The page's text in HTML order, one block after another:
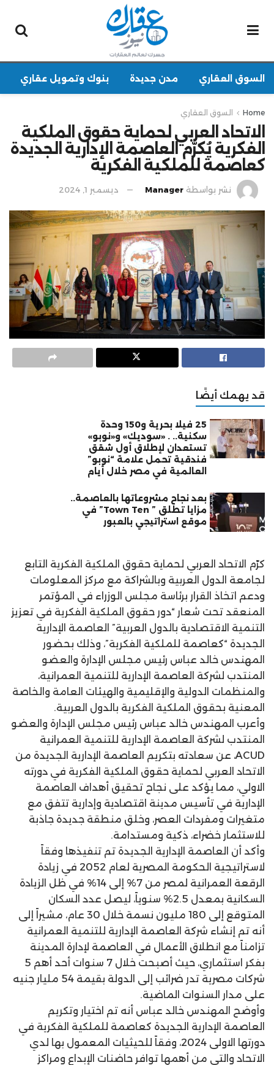
السوق العقاري مدن جديدة بنوك وتمويل عقاري
Home السوق العقاري
الاتحاد العربي لحماية حقوق الملكية
الفكرية يُكرّم العاصمة الإدارية الجديدة
كعاصمة للملكية الفكرية
نشر بواسطة Manager ديسمبر 1, 2024
قد يهمك أيضًا
25 فيلا بحرية و150 وحدة
سكنية.. . «سوديك» و«نوبو»
تستعدان لإطلاق أول شقق
فندقية تحمل علامة “نوبو”
العالمية في مصر خلال أيام
بعد نجاح مشروعاتها بالعاصمة..
مزايا تطلق ” Town Ten” في
موقع استراتيجي بالعبور
كرّم الاتحاد العربي لحماية حقوق الملكية الفكرية التابع
لجامعة الدول العربية وبالشراكة مع مركز المعلومات
ودعم اتخاذ القرار برئاسة مجلس الوزراء في المؤتمر
المنعقد تحت شعار “دور حقوق الملكية الفكرية في تعزيز
التنمية الاقتصادية بالدول العربية” العاصمة الإدارية
الجديدة “كعاصمة للملكية الفكرية”، وذلك بحضور
المهندس خالد عباس رئيس مجلس الإدارة والعضو
المنتدب لشركة العاصمة الإدارية للتنمية العمرانية،
والمنظمات الدولية والإقليمية والهيئات العامة والخاصة
المعنية بحقوق الملكية الفكرية بالدول العربية.
وأعرب المهندس خالد عباس رئيس مجلس الإدارة والعضو
المنتدب لشركة العاصمة الإدارية للتنمية العمرانية
ACUD، عن سعادته بتكريم العاصمة الإدارية الجديدة من
الاتحاد العربي لحماية حقوق الملكية الفكرية في دورته
الاولي، مما يؤكد على نجاح تحقيق أهداف العاصمة
الإدارية في تأسيس مدينة اقتصادية وإدارية تتفق مع
متغيرات ومفردات العصر، وخلق منطقة جديدة جاذبة
للاستثمار خضراء، ذكية ومستدامة.
وأكد أن العاصمة الإدارية الجديدة تم تنفيذها وفقاً
لاستراتيجية الحكومة المصرية لعام 2052 في زيادة
الرقعة العمرانية لمصر من 7% إلى 14% في ظل الزيادة
السكانية بمعدل 2.5% سنوياً، ليصل عدد السكان
المتوقع إلى 180 مليون نسمة خلال 30 عام، مشيراً إلى
أنه تم إنشاء شركة العاصمة الإدارية للتنمية العمرانية
تزامناً مع انطلاق الأعمال في العاصمة لإدارة المدينة
بفكر استثماري، حيث أصبحت خلال 7 سنوات أحد أهم 5
شركات مصرية تدر ضرائب إلى الدولة بقيمة 54 مليار جنيه
على مدار السنوات الماضية.
وأوضح المهندس خالد عباس أنه تم اختيار وتكريم
العاصمة الإدارية الجديدة كعاصمة للملكية الفكرية في
دورتها الاولى 2024، وفقاً للحيثيات المعمول بها لدي
الاتحاد والتي من أهمها توافر حاضنات الإبداع ومراكز